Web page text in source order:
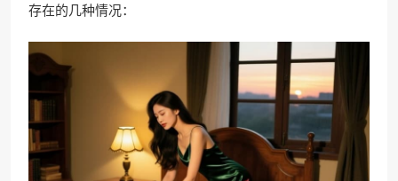
存在的几种情况：